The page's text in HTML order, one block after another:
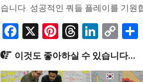
습니다. 성공적인 쿼들 플레이를 기원
Facebook
X Pinterest
Threads
Link
이것도 좋아하실 수 있습니다...